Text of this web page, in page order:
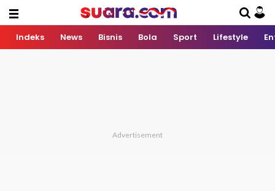
Indeks News Bisnis Bola Sport Lifestyle